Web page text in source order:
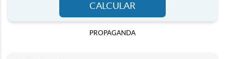
CALCULAR
PROPAGANDA